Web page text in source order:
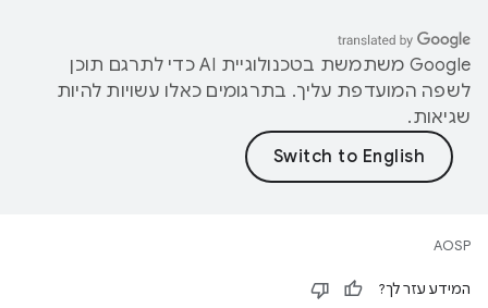
‫Google משתמשת בטכנולוגיית AI כדי לתרגם תוכן
לשפה המועדפת עליך. בתרגומים כאלו עשויות להיות
שגיאות.
AOSP
המידע עזר לך?